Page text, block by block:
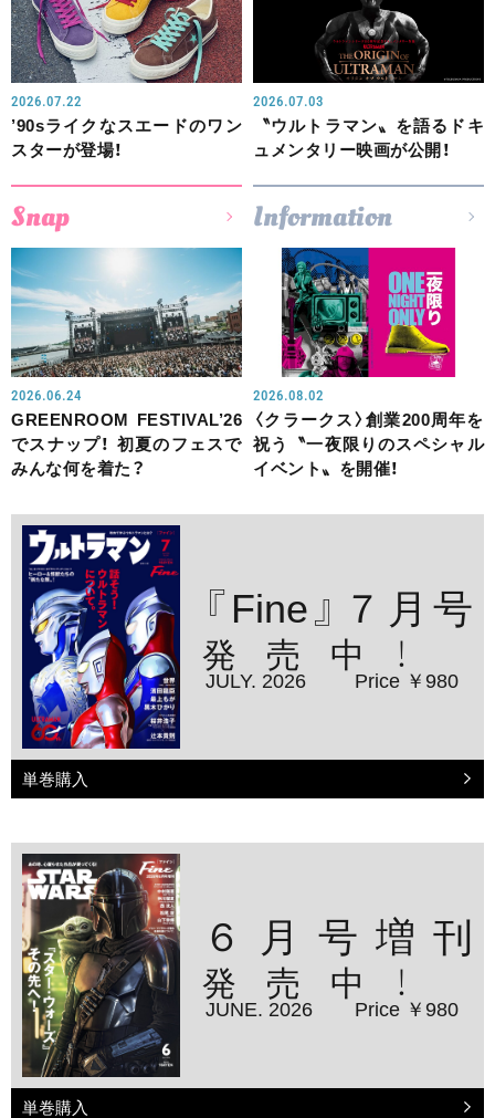
2026.07.22
’90sライクなスエードのワン
スターが登場！
2026.07.03
〝ウルトラマン〟を語るドキ
ュメンタリー映画が公開！
Snap
2026.06.24
GREENROOM FESTIVAL’26
でスナップ！ 初夏のフェスで
みんな何を着た？
Information
2026.08.02
〈クラークス〉創業200周年を
祝う〝一夜限りのスペシャル
イベント〟を開催！
『Fine』７月号
発売中！
JULY. 2026 Price ￥980
単巻購入
６月号増刊
発売中！
JUNE. 2026 Price ￥980
単巻購入